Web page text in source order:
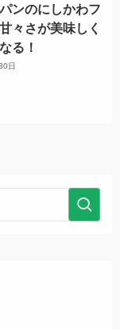
ンのにしかわフ
々さが美味しく
る！
日